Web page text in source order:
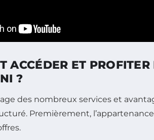
ACCÉDER ET
?
des nombreux services et
Premièrement,